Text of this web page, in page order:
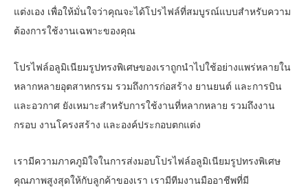
แต่งเอง เพื่อให้มั่นใจว่าคุณจะได้โปรไฟล์ที่สมบูรณ์แบบสำหรับความ
ต้องการใช้งานเฉพาะของคุณ
โปรไฟล์อลูมิเนียมรูปทรงพิเศษของเราถูกนำไปใช้อย่างแพร่หลายใน
หลากหลายอุตสาหกรรม รวมถึงการก่อสร้าง ยานยนต์ และการบิน
และอวกาศ ยังเหมาะสำหรับการใช้งานที่หลากหลาย รวมถึงงาน
กรอบ งานโครงสร้าง และองค์ประกอบตกแต่ง
เรามีความภาคภูมิใจในการส่งมอบโปรไฟล์อลูมิเนียมรูปทรงพิเศษ
คุณภาพสูงสุดให้กับลูกค้าของเรา เรามีทีมงานมืออาชีพที่มี